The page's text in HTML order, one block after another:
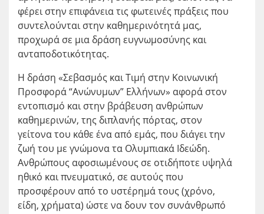
φέρει στην επιφάνεια τις φωτεινές πράξεις που
συντελούνται στην καθημερινότητά μας,
προχωρά σε μια δράση ευγνωμοσύνης και
ανταποδοτικότητας.
Η δράση «Σεβασμός και Τιμή στην Κοινωνική
Προσφορά “Ανώνυμων” Ελλήνων» αφορά στον
εντοπισμό και στην βράβευση ανθρώπων
καθημερινών, της διπλανής πόρτας, στον
γείτονα του κάθε ένα από εμάς, που διάγει την
ζωή του με γνώμονα τα Ολυμπιακά Ιδεώδη.
Ανθρώπους αφοσιωμένους σε οτιδήποτε υψηλά
ηθικό και πνευματικό, σε αυτούς που
προσφέρουν από το υστέρημά τους (χρόνο,
είδη, χρήματα) ώστε να δουν τον συνάνθρωπό